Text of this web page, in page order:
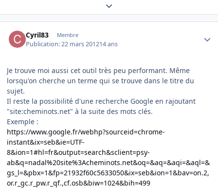
Expand topic overview
Cyril83 Membre
Publication:22 mars 201214 ans
Je trouve moi aussi cet outil très peu performant. Même
lorsqu'on cherche un terme qui se trouve dans le titre du
sujet.
Il reste la possibilité d'une recherche Google en rajoutant
"site:cheminots.net" à la suite des mots clés.
Exemple :
https://www.google.fr/webhp?sourceid=chrome-
instant&ix=seb&ie=UTF-
8&ion=1#hl=fr&output=search&sclient=psy-
ab&q=nadal%20site%3Acheminots.net&oq=&aq=&aqi=&aql=&
gs_l=&pbx=1&fp=21932f60c5633050&ix=seb&ion=1&bav=on.2,
or.r_gc.r_pw.r_qf.,cf.osb&biw=1024&bih=499